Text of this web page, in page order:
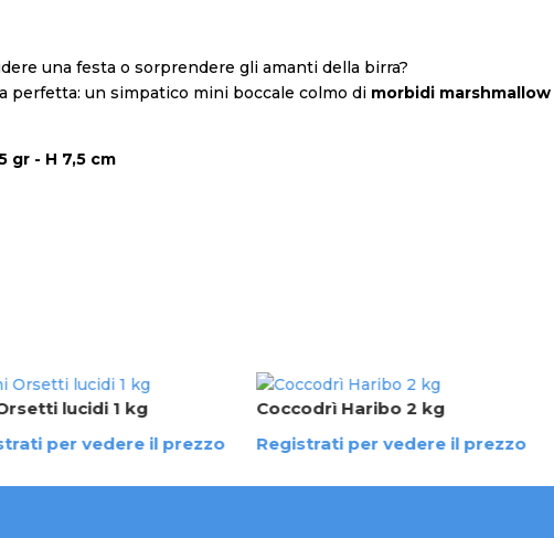
una festa o sorprendere gli amanti della birra?
perfetta: un simpatico mini boccale colmo di morbidi marshmallow
gr - H 7,5 cm
lucidi 1 kg
per vedere il prezzo
Coccodrì Haribo 2 kg
Registrati per vedere il prezzo